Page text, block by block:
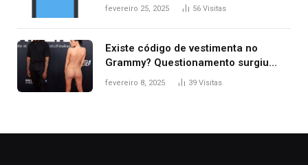
fevereiro 25, 2025 56 Visitas
Existe código de vestimenta no
Grammy? Questionamento surgiu
após Bianca Censori, mulher de
fevereiro 8, 2025 39 Visitas